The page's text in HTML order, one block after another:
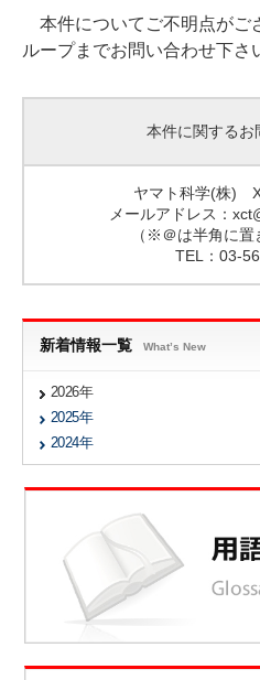
本件についてご不明点がご
ループまでお問い合わせ下さ
本件に関するお
ヤマト科学(株)
メールアドレス：
（※＠は半角に置
TEL：03-
新着情報一覧 What’s New
2026年
2025年
2024年